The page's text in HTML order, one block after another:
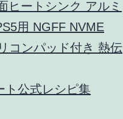
ヒートシンク アルミ
用 NGFF NVME
コンパッド付き 熱伝
ト公式レシピ集